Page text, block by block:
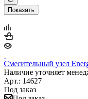
Показать
Смесительный узел
Наличие уточняет
Арт.: 14627
Под заказ